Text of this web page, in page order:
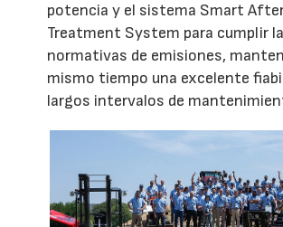
potencia y el sistema Smart
Treatment System para cumplir
normativas de emisiones,
mismo tiempo una excelente
largos intervalos de